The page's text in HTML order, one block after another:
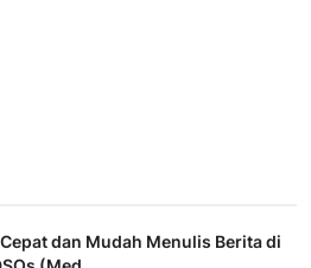
dan Mudah Menulis Berita di